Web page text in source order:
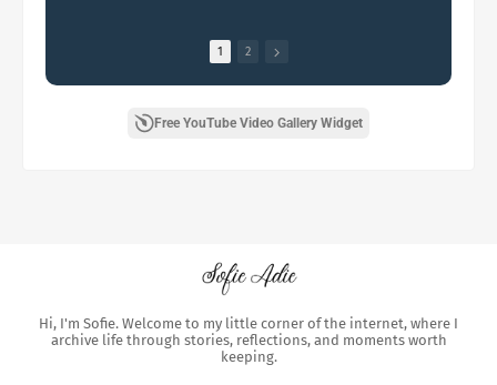
1 2
Free YouTube Video Gallery Widget
Hi, I'm Sofie. Welcome to my little corner of the internet, where I
archive life through stories, reflections, and moments worth
keeping.